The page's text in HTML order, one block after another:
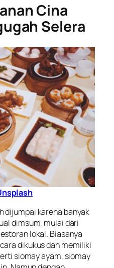
Cina
Selera
dijumpai karena banyak
dimsum, mulai dari
lokal. Biasanya
dikukus dan memiliki
siomay ayam, siomay